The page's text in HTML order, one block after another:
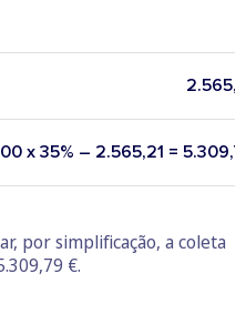
x 35% – 2.565,21 =
por simplificação, a coleta
€.